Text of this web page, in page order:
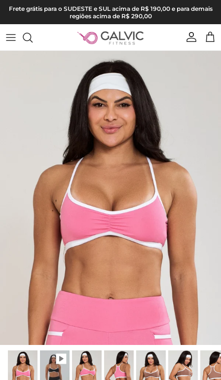
Pular para o conteúdo
Frete grátis para o SUDESTE e SUL acima de R$ 190,00 e para demais
regiões acima de R$ 290,00
Conta